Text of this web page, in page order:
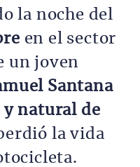
la noche del
en el sector
un joven
Santana
y natural de
la vida